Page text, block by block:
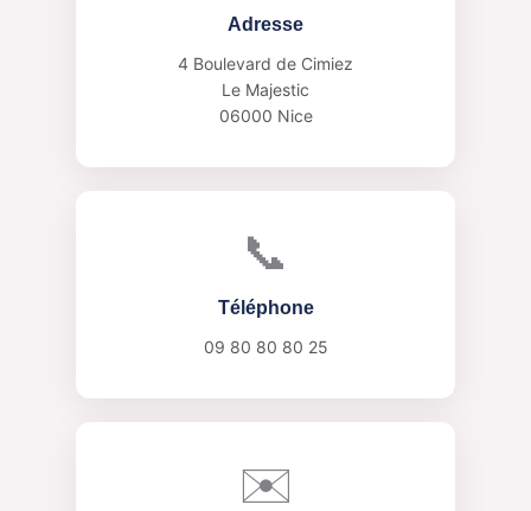
Adresse
4 Boulevard de Cimiez
Le Majestic
06000 Nice
📞
Téléphone
09 80 80 80 25
✉️